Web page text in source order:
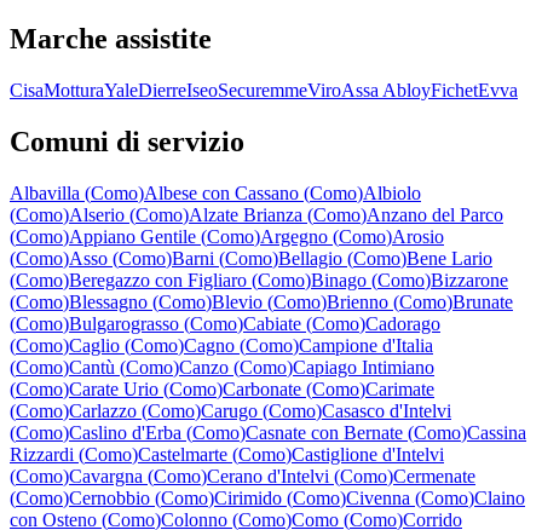
Marche assistite
CisaMotturaYaleDierreIseoSecuremmeViroAssa AbloyFichetEvva
Comuni di servizio
Albavilla (Como)Albese con Cassano (Como)Albiolo
(Como)Alserio (Como)Alzate Brianza (Como)Anzano del Parco
(Como)Appiano Gentile (Como)Argegno (Como)Arosio
(Como)Asso (Como)Barni (Como)Bellagio (Como)Bene Lario
(Como)Beregazzo con Figliaro (Como)Binago (Como)Bizzarone
(Como)Blessagno (Como)Blevio (Como)Brienno (Como)Brunate
(Como)Bulgarograsso (Como)Cabiate (Como)Cadorago
(Como)Caglio (Como)Cagno (Como)Campione d'Italia
(Como)Cantù (Como)Canzo (Como)Capiago Intimiano
(Como)Carate Urio (Como)Carbonate (Como)Carimate
(Como)Carlazzo (Como)Carugo (Como)Casasco d'Intelvi
(Como)Caslino d'Erba (Como)Casnate con Bernate (Como)Cassina
Rizzardi (Como)Castelmarte (Como)Castiglione d'Intelvi
(Como)Cavargna (Como)Cerano d'Intelvi (Como)Cermenate
(Como)Cernobbio (Como)Cirimido (Como)Civenna (Como)Claino
con Osteno (Como)Colonno (Como)Como (Como)Corrido